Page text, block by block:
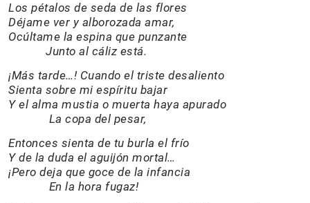
Los pétalos de seda de las flores
Déjame ver y alborozada amar,
Ocúltame la espina que punzante
Junto al cáliz está.
¡Más tarde…! Cuando el triste desaliento
Sienta sobre mi espíritu bajar
Y el alma mustia o muerta haya apurado
La copa del pesar,
Entonces sienta de tu burla el frío
Y de la duda el aguijón mortal…
¡Pero deja que goce de la infancia
En la hora fugaz!